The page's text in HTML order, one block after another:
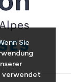
Sie
verwendet